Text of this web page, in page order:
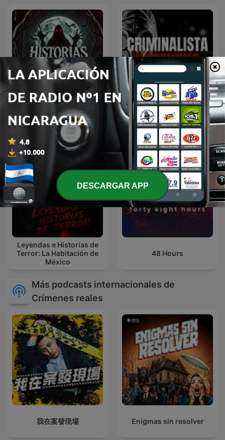
Historias De Terror
CRIMINALISTA
NOCTURNO
Leyendas e Historias de
Terror: La Habitación de
México
48 Hours
Más podcasts internacionales de
Crímenes reales
我在案發現場 Enigmas sin resolver
DESCARGAR APP